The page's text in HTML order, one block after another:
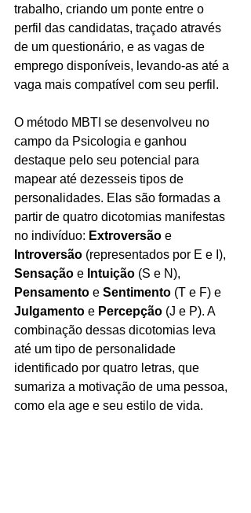
trabalho, criando um ponte entre o
perfil das candidatas, traçado através
de um questionário, e as vagas de
emprego disponíveis, levando-as até a
vaga mais compatível com seu perfil.
O método MBTI se desenvolveu no
campo da Psicologia e ganhou
destaque pelo seu potencial para
mapear até dezesseis tipos de
personalidades. Elas são formadas a
partir de quatro dicotomias manifestas
no indivíduo: Extroversão e
Introversão (representados por E e I),
Sensação e Intuição (S e N),
Pensamento e Sentimento (T e F) e
Julgamento e Percepção (J e P). A
combinação dessas dicotomias leva
até um tipo de personalidade
identificado por quatro letras, que
sumariza a motivação de uma pessoa,
como ela age e seu estilo de vida.